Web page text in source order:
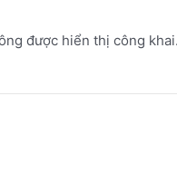
được hiển thị công khai.